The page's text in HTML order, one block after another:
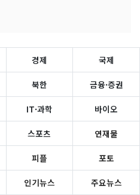
경제 국제
북한 금융·증권
IT·과학 바이오
스포츠 연재물
피플 포토
인기뉴스 주요뉴스